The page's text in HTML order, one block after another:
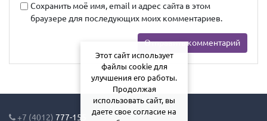
Сохранить моё имя, email и адрес сайта в этом
браузере для последующих моих комментариев.
+7 (4012) 777-155
Этот сайт использует
файлы cookie для
улучшения его работы.
Продолжая
использовать сайт, вы
даете свое согласие на